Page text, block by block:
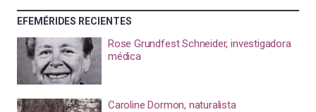
EFEMÉRIDES RECIENTES
Rose Grundfest Schneider, investigadora
médica
Caroline Dormon, naturalista